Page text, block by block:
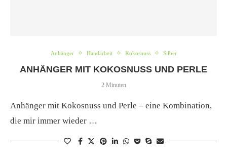
Anhänger Handarbeit Kokosnuss Silber
ANHÄNGER MIT KOKOSNUSS UND PERLE
2 Minuten
Anhänger mit Kokosnuss und Perle – eine Kombination,
die mir immer wieder …